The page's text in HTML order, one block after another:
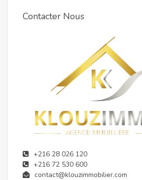
Contacter Nous
+216 28 026 120
+216 72 530 600
contact@klouzimmobilier.com